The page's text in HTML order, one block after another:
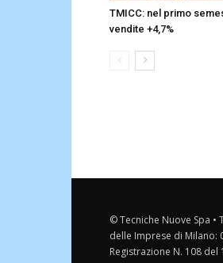
TMICC: nel primo
vendite +4,7%
© Tecniche Nuove Spa
delle Imprese di Milano:
Registrazione N. 108